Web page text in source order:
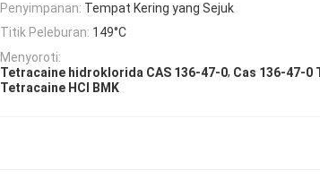
Penyimpanan: Tempat Kering yang Sejuk
Titik Peleburan: 149°C
Menyoroti:
Tetracaine hidroklorida CAS 136-47-0, Cas 136-47-0
Tetracaine HCl BMK